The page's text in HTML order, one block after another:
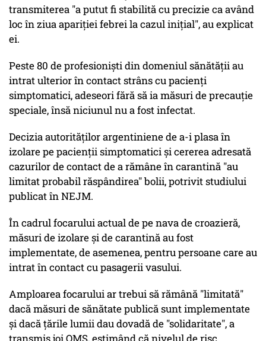
transmiterea "a putut fi stabilită cu precizie ca având
loc în ziua apariţiei febrei la cazul iniţial", au explicat
ei.
Peste 80 de profesionişti din domeniul sănătăţii au
intrat ulterior în contact strâns cu pacienţi
simptomatici, adeseori fără să ia măsuri de precauţie
speciale, însă niciunul nu a fost infectat.
Decizia autorităţilor argentiniene de a-i plasa în
izolare pe pacienţii simptomatici şi cererea adresată
cazurilor de contact de a rămâne în carantină "au
limitat probabil răspândirea" bolii, potrivit studiului
publicat în NEJM.
În cadrul focarului actual de pe nava de croazieră,
măsuri de izolare şi de carantină au fost
implementate, de asemenea, pentru persoane care au
intrat în contact cu pasagerii vasului.
Amploarea focarului ar trebui să rămână "limitată"
dacă măsuri de sănătate publică sunt implementate
şi dacă ţările lumii dau dovadă de "solidaritate", a